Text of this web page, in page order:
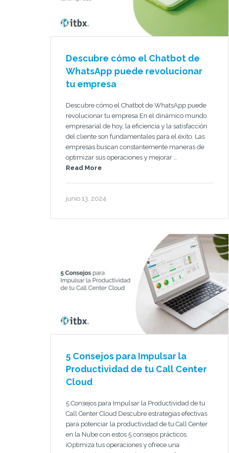
Descubre cómo el Chatbot de
WhatsApp puede revolucionar
tu empresa
Descubre cómo el Chatbot de WhatsApp puede
revolucionar tu empresa En el dinámico mundo
empresarial de hoy, la eficiencia y la satisfacción
del cliente son fundamentales para el éxito. Las
empresas buscan constantemente maneras de
optimizar sus operaciones y mejorar …
Read More
junio 13, 2024
5 Consejos para Impulsar la
Productividad de tu Call Center
Cloud
5 Consejos para Impulsar la Productividad de tu
Call Center Cloud Descubre estrategias efectivas
para potenciar la productividad de tu Call Center
en la Nube con estos 5 consejos prácticos.
¡Optimiza tus operaciones y ofrece una